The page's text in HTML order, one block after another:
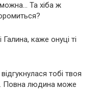
Та хіба ж
каже онуці ті
тобі твоя
Повна людина може